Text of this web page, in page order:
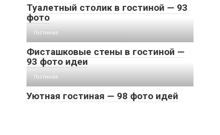
Туалетный столик в гостиной — 93
фото
Гостиная
Фисташковые стены в гостиной —
93 фото идеи
Гостиная
Уютная гостиная — 98 фото идей